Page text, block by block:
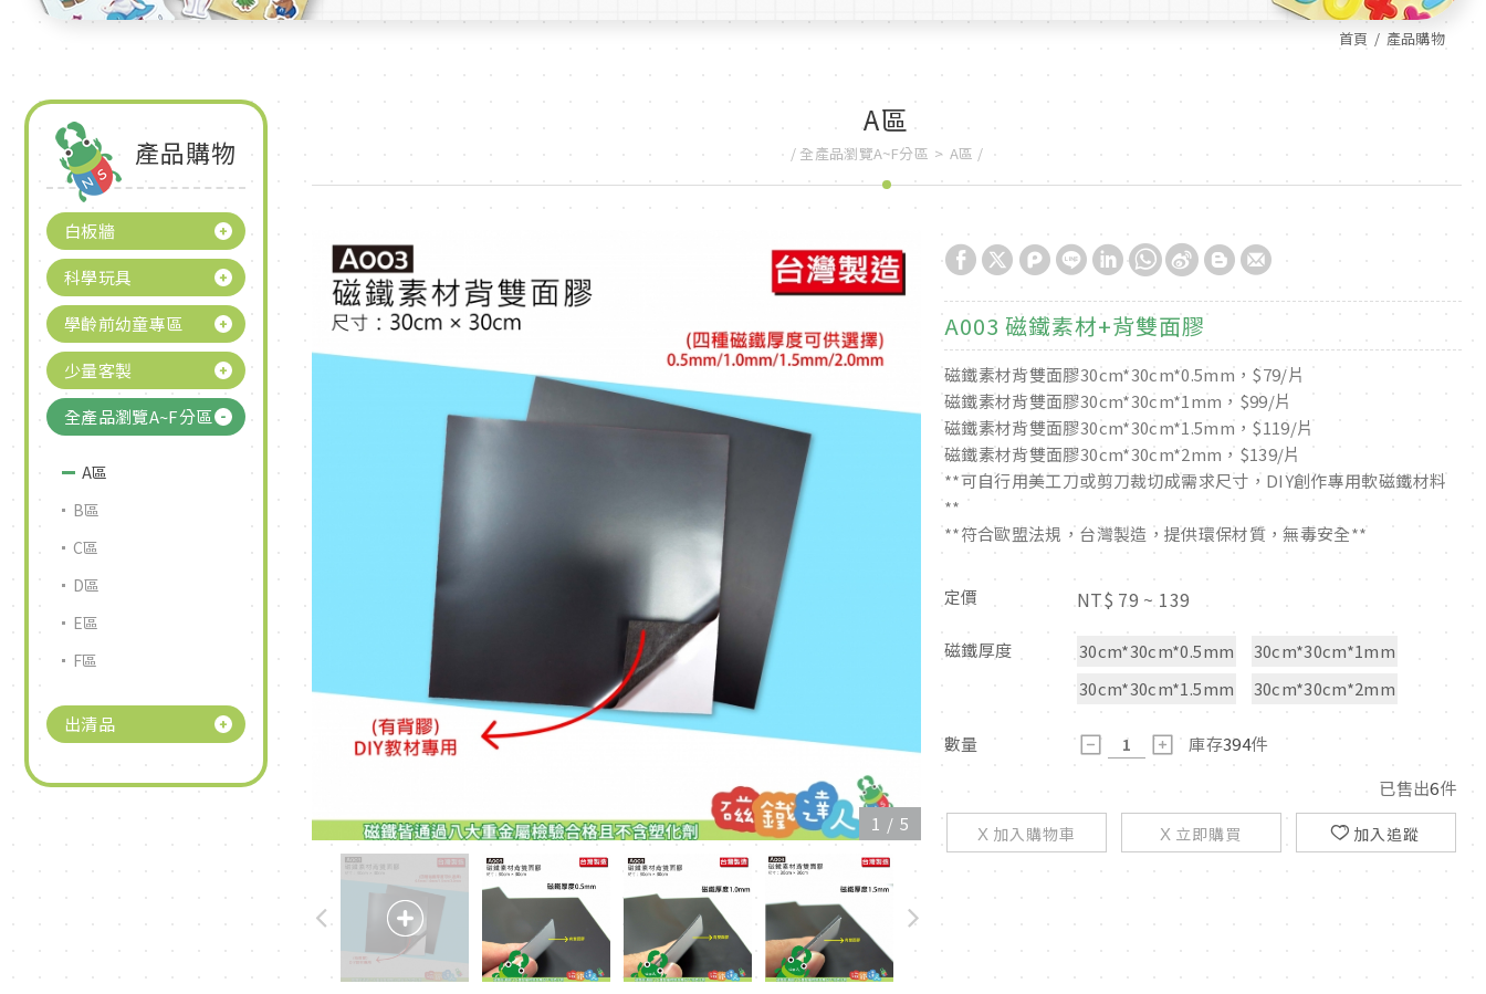
首頁 產品購物
產品購物
白板牆
科學玩具
學齡前幼童專區
少量客製
全產品瀏覽A~F分區
A區
B區
C區
D區
E區
F區
出清品
A區
全產品瀏覽A~F分區 A區
A003 磁鐵素材+背雙面膠
磁鐵素材背雙面膠30cm*30cm*0.5mm，$79/片
磁鐵素材背雙面膠30cm*30cm*1mm，$99/片
磁鐵素材背雙面膠30cm*30cm*1.5mm，$119/片
磁鐵素材背雙面膠30cm*30cm*2mm，$139/片
**可自行用美工刀或剪刀裁切成需求尺寸，DIY創作專用軟磁鐵材料
**
**符合歐盟法規，台灣製造，提供環保材質，無毒安全**
定價 NT$ 79 ~ 139
磁鐵厚度 30cm*30cm*0.5mm
30cm*30cm*1mm
30cm*30cm*1.5mm
30cm*30cm*2mm
數量 庫存394件
已售出6件
加入購物車 立即購買 加入追蹤
1 / 5